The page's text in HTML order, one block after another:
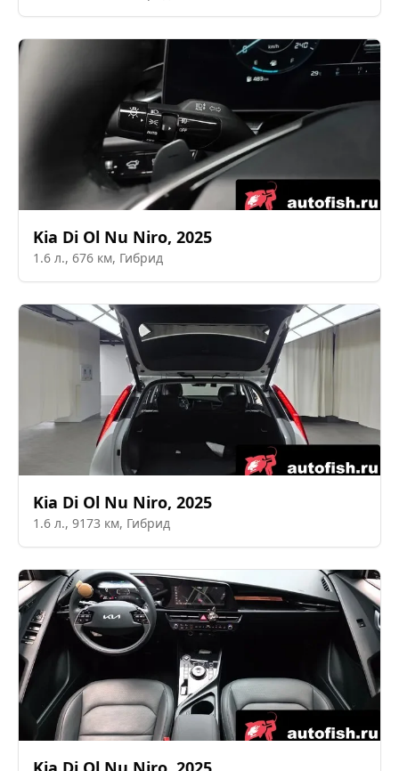
Kia Di Ol Nu Niro, 2025
1.6 л., 676 км, Гибрид
Kia Di Ol Nu Niro, 2025
1.6 л., 9173 км, Гибрид